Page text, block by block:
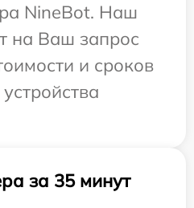
NineBot. Наш
на Ваш запрос
и сроков
за 35 минут